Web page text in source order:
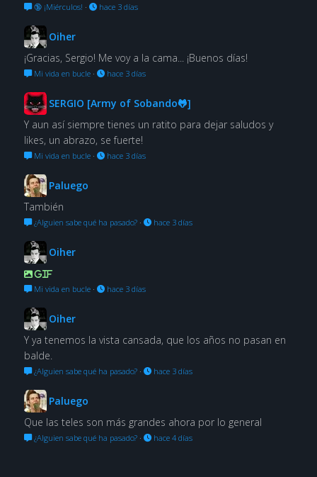
🔞 ¡Miérculos! · hace 3 días
Oiher
¡Gracias, Sergio! Me voy a la cama... ¡Buenos días!
Mi vida en bucle· hace 3 días
SERGIO [Army of Sobando🐸]
Y aun así siempre tienes un ratito para dejar saludos y
likes, un abrazo, se fuerte!
Mi vida en bucle· hace 3 días
Paluego
También
¿Alguien sabe qué ha pasado?· hace 3 días
Oiher
GIF
Mi vida en bucle· hace 3 días
Oiher
Y ya tenemos la vista cansada, que los años no pasan en
balde.
¿Alguien sabe qué ha pasado?· hace 3 días
Paluego
Que las teles son más grandes ahora por lo general
¿Alguien sabe qué ha pasado?· hace 4 días